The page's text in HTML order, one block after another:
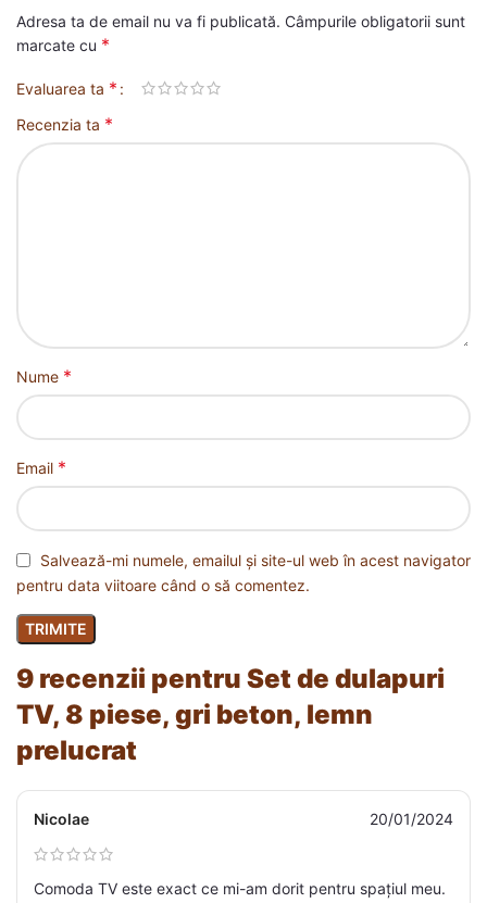
9 recenzii pentru Set de dulapuri
TV, 8 piese, gri beton, lemn
prelucrat
Nicolae 20/01/2024
Comoda TV este exact ce mi-am dorit pentru spațiul meu.
Adresa ta de email nu va fi publicată. Câmpurile obligatorii sunt
marcate cu *
Evaluarea ta *
Recenzia ta *
Nume *
Email *
Salvează-mi numele, emailul și site-ul web în acest navigator
pentru data viitoare când o să comentez.